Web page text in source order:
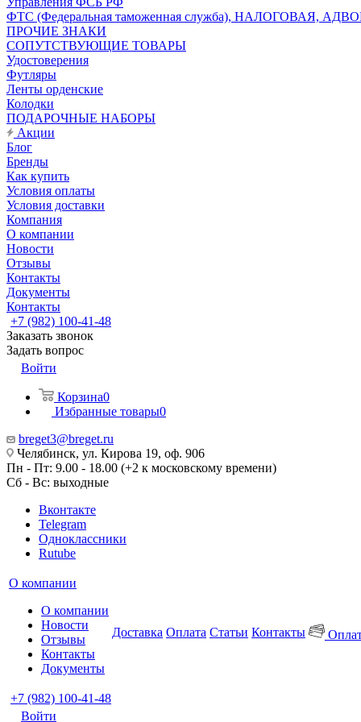
ФТС (Федеральная таможенная служба), НАЛОГОВАЯ,
ПРОЧИЕ ЗНАКИ
СОПУТСТВУЮЩИЕ ТОВАРЫ
Удостоверения
Футляры
Ленты орденские
Колодки
ПОДАРОЧНЫЕ НАБОРЫ
Акции
Блог
Бренды
Как купить
Условия оплаты
Условия доставки
Компания
О компании
Новости
Отзывы
Контакты
Документы
Контакты
+7 (982) 100-41-48
Заказать звонок
Задать вопрос
Войти
Корзина0
Избранные товары0
breget3@breget.ru
Челябинск, ул. Кирова 19, оф. 906
Пн - Пт: 9.00 - 18.00 (+2 к московскому времени)
Сб - Вс: выходные
Вконтакте
Telegram
Одноклассники
Rutube
О компании
О компании
Новости
Отзывы
Контакты
Документы
Доставка Оплата Статьи Контакты
+7 (982) 100-41-48
Войти